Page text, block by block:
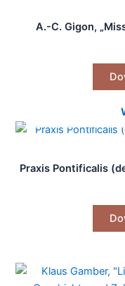
A.-C. Gigon,
Praxis Pontificalis